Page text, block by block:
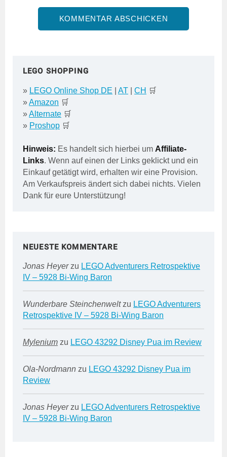
LEGO SHOPPING
» LEGO Online Shop DE AT CH 🛒
»Amazon 🛒
»Alternate 🛒
» Proshop 🛒
Hinweis: Es handelt sich hierbei um Affiliate-
Links. Wenn auf einen der Links geklickt und ein
Einkauf getätigt wird, erhalten wir eine Provision.
Am Verkaufspreis ändert sich dabei nichts. Vielen
Dank für eure Unterstützung!
NEUESTE KOMMENTARE
Jonas Heyerzu LEGO Adventurers Retrospektive
IV – 5928 Bi-Wing Baron
Wunderbare Steinchenweltzu LEGO Adventurers
Retrospektive IV – 5928 Bi-Wing Baron
Mylenium zu LEGO 43292 Disney Pua im Review
Ola-Nordmann zu LEGO 43292 Disney Pua im
Review
Jonas Heyerzu LEGO Adventurers Retrospektive
IV – 5928 Bi-Wing Baron